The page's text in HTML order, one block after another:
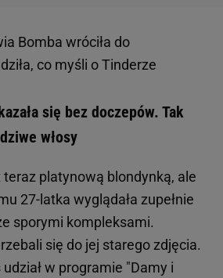
Bomba wróciła do
co myśli o Tinderze
się bez doczepów. Tak
włosy
teraz platynową blondynką, ale
27-latka wyglądała zupełnie
sporymi kompleksami.
się do jej starego zdjęcia.
w programie "Damy i